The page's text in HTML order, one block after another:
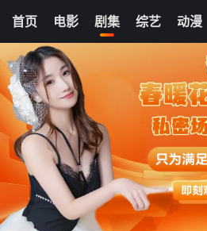
首页 电影 剧集 综艺 动漫
冰与火的青春
清空